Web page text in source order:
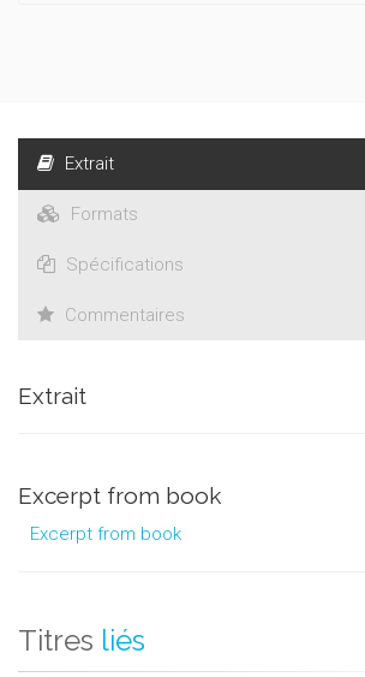
Extrait
Formats
Spécifications
Commentaires
Extrait
Excerpt from book
Excerpt from book
Titres liés